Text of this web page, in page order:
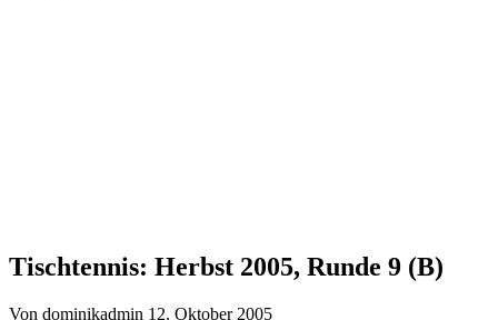
Tischtennis: Herbst 2005, Runde 9 (B)
Von dominikadmin 12. Oktober 2005